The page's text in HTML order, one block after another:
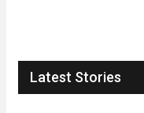
Latest Stories